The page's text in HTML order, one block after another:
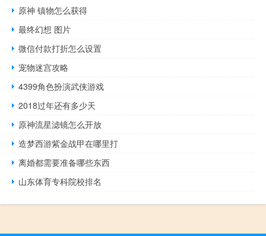
原神 镇物怎么获得
最终幻想 图片
微信付款打折怎么设置
宠物迷宫攻略
4399角色扮演武侠游戏
2018过年还有多少天
原神流星滤镜怎么开放
造梦西游紫金战甲在哪里打
离婚都需要准备哪些东西
山东体育专科院校排名